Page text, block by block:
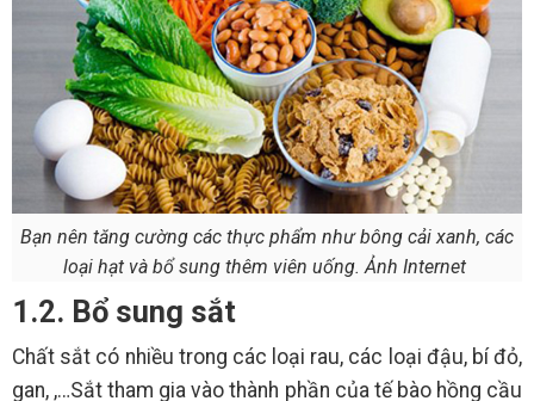
Bạn nên tăng cường các thực phẩm như bông cải xanh, các
loại hạt và bổ sung thêm viên uống. Ảnh Internet
1.2. Bổ sung sắt
Chất sắt có nhiều trong các loại rau, các loại đậu, bí đỏ,
gan, ,…Sắt tham gia vào thành phần của tế bào hồng cầu